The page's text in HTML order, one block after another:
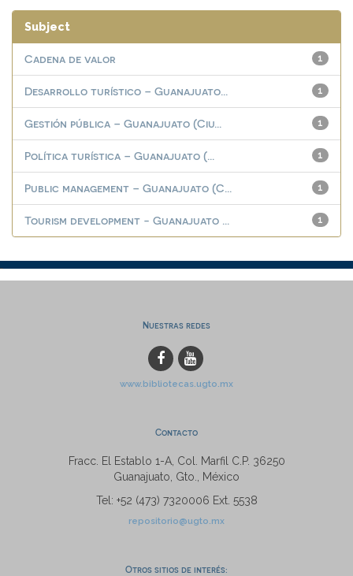
Subject
1
Cadena de valor
1
Desarrollo turístico – Guanajuato...
1
Gestión pública – Guanajuato (Ciu...
1
Política turística – Guanajuato (...
1
Public management – Guanajuato (C...
1
Tourism development - Guanajuato ...
Nuestras redes
www.bibliotecas.ugto.mx
Contacto
Fracc. El Establo 1-A, Col. Marfil C.P. 36250
Guanajuato, Gto., México
Tel: +52 (473) 7320006 Ext. 5538
repositorio@ugto.mx
Otros sitios de interés: